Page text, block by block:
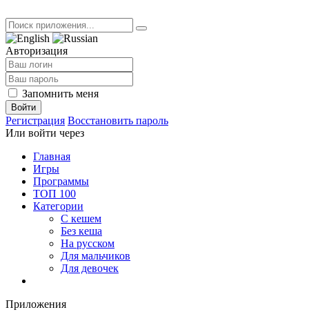
Авторизация
Запомнить меня
Войти
Регистрация Восстановить пароль
Или войти через
Главная
Игры
Программы
ТОП 100
Категории
С кешем
Без кеша
На русском
Для мальчиков
Для девочек
Приложения